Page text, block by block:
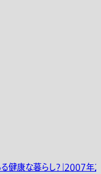
る健康な暮らし?」2007